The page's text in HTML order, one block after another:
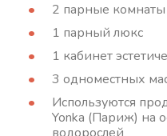
2 парные комнаты
1 парный люкс
1 кабинет
3 одноместных
Используются
Yonka (Париж) на